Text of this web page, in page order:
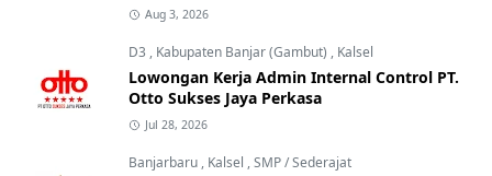
Aug 3, 2026
D3 , Kabupaten Banjar (Gambut) , Kalsel
Lowongan Kerja Admin Internal Control PT.
Otto Sukses Jaya Perkasa
Jul 28, 2026
Banjarbaru , Kalsel ,SMP / Sederajat